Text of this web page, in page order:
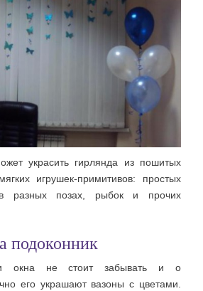
украсить гирлянда из пошитых
игрушек-примитивов: простых
в разных позах, рыбок и прочих
подоконник
окна не стоит забывать и о
его украшают вазоны с цветами.